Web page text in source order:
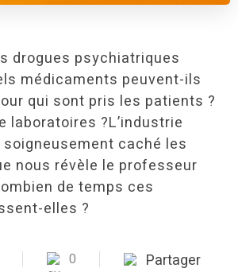
drogues psychiatriques
médicaments peuvent-ils
qui sont pris les patients ?
laboratoires ?L’industrie
caché les
nous révèle le professeur
de temps ces
elles ?
0 Partager